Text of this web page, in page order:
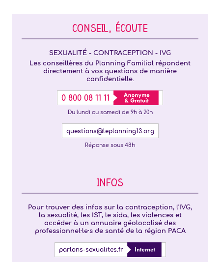
CONSEIL, ÉCOUTE
SEXUALITÉ - CONTRACEPTION - IVG
Les conseillères du Planning Familial répondent
directement à vos questions de manière
confidentielle.
0 800 08 11 11
Du lundi au samedi de 9h à 20h
questions@leplanning13.org
Réponse sous 48h
INFOS
Pour trouver des infos sur la contraception, l'IVG,
la sexualité, les IST, le sida, les violences et
accéder à un annuaire géolocalisé des
professionnel·le·s de santé de la région PACA
parlons-sexualites.fr